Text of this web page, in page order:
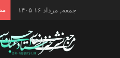
جمعه, مرداد ۱۶ ۱۴۰۵